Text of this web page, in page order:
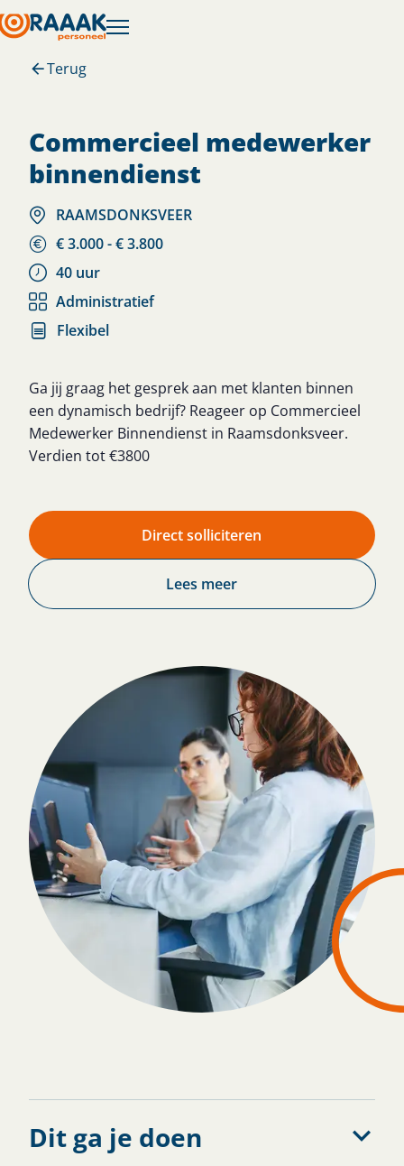
Terug
commercieel medewerker
binnendienst
RAAMSDONKSVEER
€ 3.000 - € 3.800
40 uur
Administratief
Flexibel
Ga jij graag het gesprek aan met klanten binnen
een dynamisch bedrijf? Reageer op Commercieel
Medewerker Binnendienst in Raamsdonksveer.
Verdien tot €3800
Direct solliciteren
Lees meer
Solliciteren
Dit ga je doen